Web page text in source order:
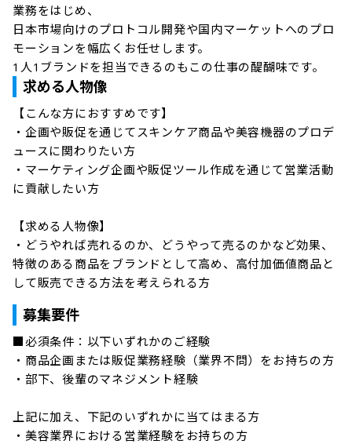
業務をはじめ、
日本市場向けのプロトコル開発や国内マーケットへのプロ
モーションを幅広くお任せします。
1人1ブランドを担当できるのもこの仕事の醍醐味です。
求める人物像
【こんな方におすすめです】
・企画や販促を通じてスキンケア商品や美容機器のプロデ
ュースに関わりたい方
・マーケティング企画や販促ツール作成を通じて営業活動
に貢献したい方
【求める人物像】
・どうやれば売れるのか、どうやって売るのかなど効果、
特徴のある商品をブランドとして高め、高付加価値商品と
して販売できる方法を考えられる方
募集要件
■必須条件：以下いずれかのご経験
・商品企画または販促業務経験（業界不問）をお持ちの方
・部下、後輩のマネジメント経験
上記に加え、下記のいずれかに当てはまる方
・美容業界における営業経験をお持ちの方